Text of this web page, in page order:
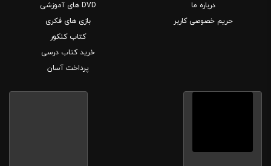
درباره ما
حریم خصوصی کاربر
DVD های آموزشی
بازی های فکری
کتاب کنکور
خرید کتاب درسی
پرداخت آسان